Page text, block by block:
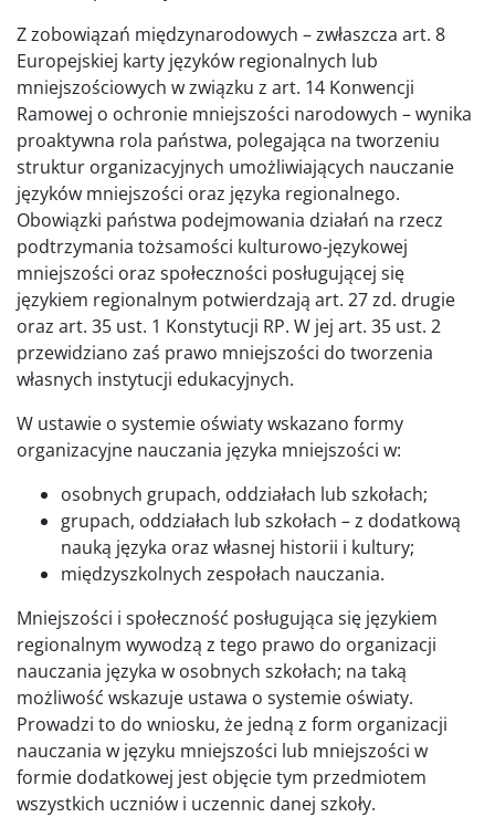
Z zobowiązań międzynarodowych – zwłaszcza art. 8
Europejskiej karty języków regionalnych lub
mniejszościowych w związku z art. 14 Konwencji
Ramowej o ochronie mniejszości narodowych – wynika
proaktywna rola państwa, polegająca na tworzeniu
struktur organizacyjnych umożliwiających nauczanie
języków mniejszości oraz języka regionalnego.
Obowiązki państwa podejmowania działań na rzecz
podtrzymania tożsamości kulturowo-językowej
mniejszości oraz społeczności posługującej się
językiem regionalnym potwierdzają art. 27 zd. drugie
oraz art. 35 ust. 1 Konstytucji RP. W jej art. 35 ust. 2
przewidziano zaś prawo mniejszości do tworzenia
własnych instytucji edukacyjnych.
W ustawie o systemie oświaty wskazano formy
organizacyjne nauczania języka mniejszości w:
osobnych grupach, oddziałach lub szkołach;
grupach, oddziałach lub szkołach – z dodatkową
nauką języka oraz własnej historii i kultury;
międzyszkolnych zespołach nauczania.
Mniejszości i społeczność posługująca się językiem
regionalnym wywodzą z tego prawo do organizacji
nauczania języka w osobnych szkołach; na taką
możliwość wskazuje ustawa o systemie oświaty.
Prowadzi to do wniosku, że jedną z form organizacji
nauczania w języku mniejszości lub mniejszości w
formie dodatkowej jest objęcie tym przedmiotem
wszystkich uczniów i uczennic danej szkoły.